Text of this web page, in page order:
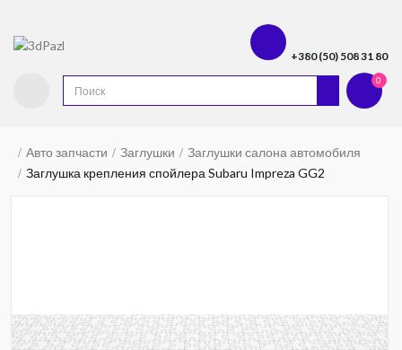
+380 (50) 508 31 80
0
Авто запчасти Заглушки
Заглушки салона автомобиля
Заглушка крепления спойлера Subaru Impreza GG2